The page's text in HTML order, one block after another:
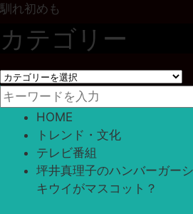
馴れ初めも
カテゴリー
カ
テ
ゴ
HOME
トレンド・文化
テレビ番組
坪井真理子のハンバーガー
キウイがマスコット？